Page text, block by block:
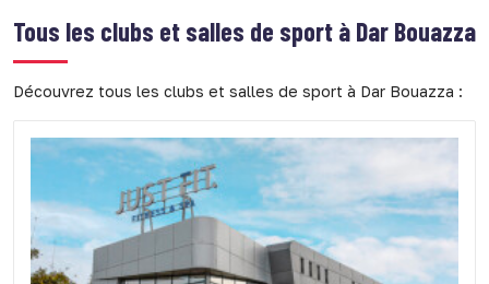
Tous les clubs et salles de sport à Dar Bouazza
Découvrez tous les clubs et salles de sport à Dar Bouazza :